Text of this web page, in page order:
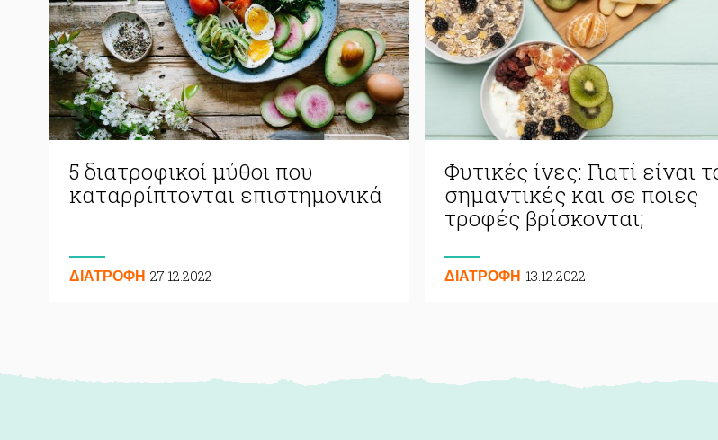
5 διατροφικοί μύθοι που
καταρρίπτονται επιστημονικά
ΔΙΑΤΡΟΦΗ 27.12.2022
Φυτικές ίνες: Γιατί είναι
σημαντικές και σε ποιες
τροφές βρίσκονται;
ΔΙΑΤΡΟΦΗ 13.12.2022